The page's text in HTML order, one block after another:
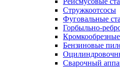
Стружкоотсосы
Фуговальные
Горбыльно-
Бензиновые
Сварочный